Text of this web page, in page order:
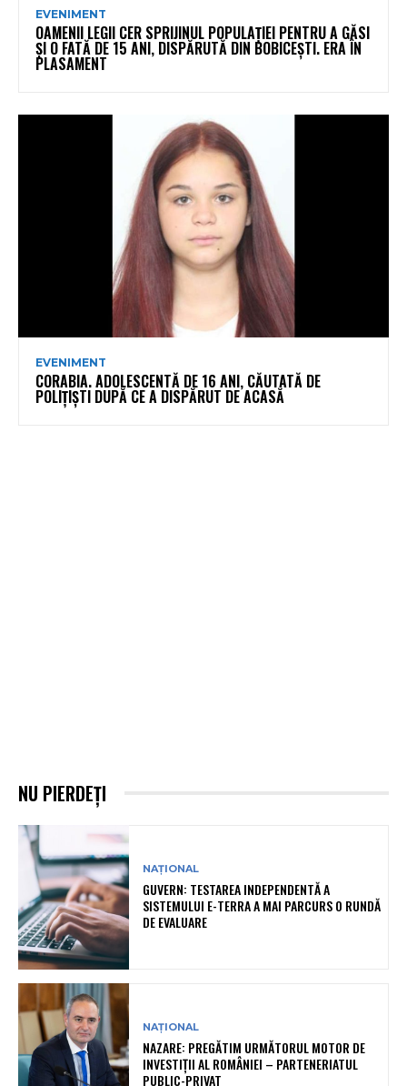
EVENIMENT
OAMENII LEGII CER SPRIJINUL POPULAȚIEI PENTRU A GĂSI
ȘI O FATĂ DE 15 ANI, DISPĂRUTĂ DIN BOBICEȘTI. ERA ÎN
PLASAMENT
EVENIMENT
CORABIA. ADOLESCENTĂ DE 16 ANI, CĂUTATĂ DE
POLIȚIȘTI DUPĂ CE A DISPĂRUT DE ACASĂ
NU PIERDEȚI
NAȚIONAL
GUVERN: TESTAREA INDEPENDENTĂ A
SISTEMULUI E-TERRA A MAI PARCURS O RUNDĂ
DE EVALUARE
NAȚIONAL
NAZARE: PREGĂTIM URMĂTORUL MOTOR DE
INVESTIȚII AL ROMÂNIEI – PARTENERIATUL
PUBLIC-PRIVAT